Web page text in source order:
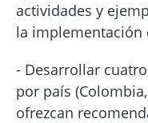
actividades y
la implementación
- Desarrollar
por país
ofrezcan